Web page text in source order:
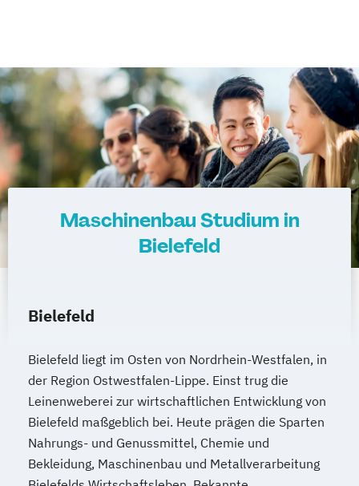
Maschinenbau Studium in
Bielefeld
Bielefeld
Bielefeld liegt im Osten von Nordrhein-Westfalen, in
der Region Ostwestfalen-Lippe. Einst trug die
Leinenweberei zur wirtschaftlichen Entwicklung von
Bielefeld maßgeblich bei. Heute prägen die Sparten
Nahrungs- und Genussmittel, Chemie und
Bekleidung, Maschinenbau und Metallverarbeitung